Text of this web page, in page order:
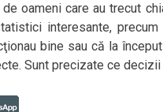
oameni care au trecut
interesante,
bine sau că la
Sunt precizate ce